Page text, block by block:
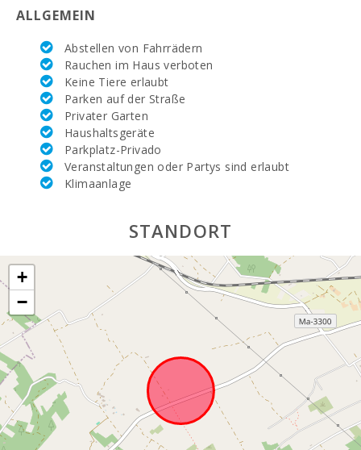
ALLGEMEIN
Abstellen von Fahrrädern
Rauchen im Haus verboten
Keine Tiere erlaubt
Parken auf der Straße
Privater Garten
Haushaltsgeräte
Parkplatz-Privado
Veranstaltungen oder Partys sind erlaubt
Klimaanlage
STANDORT
+
−